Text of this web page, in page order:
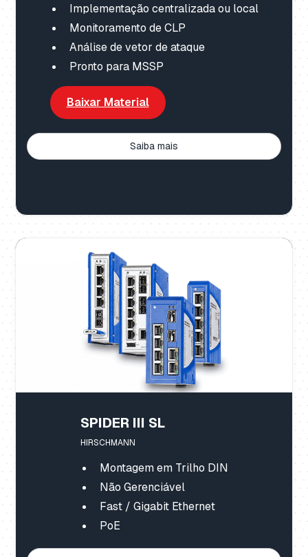
Implementação centralizada ou local
Monitoramento de CLP
Análise de vetor de ataque
Pronto para MSSP
Baixar Material
Saiba mais
SPIDER III SL
HIRSCHMANN
Montagem em Trilho DIN
Não Gerenciável
Fast / Gigabit Ethernet
PoE